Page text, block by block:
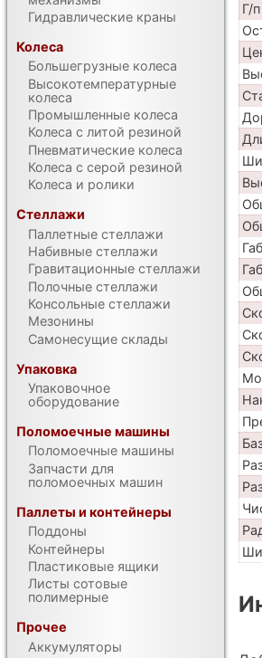
Г/п
Гидравлические краны
Колеса
Большегрузные колеса
Высокотемпературные
колеса
Промышленные колеса
Колеса с литой резиной
Пневматические колеса
Колеса с серой резиной
Колеса и ролики
Стеллажи
Паллетные стеллажи
Набивные стеллажи
Гравитационные стеллажи
Полочные стеллажи
Консольные стеллажи
Мезонины
Самонесущие склады
Упаковка
Упаковочное
оборудование
Поломоечные машины
Поломоечные машины
Запчасти для
поломоечных машин
Паллеты и контейнеры
Поддоны
Контейнеры
Пластиковые ящики
Листы сотовые
полимерные
Прочее
Аккумуляторы